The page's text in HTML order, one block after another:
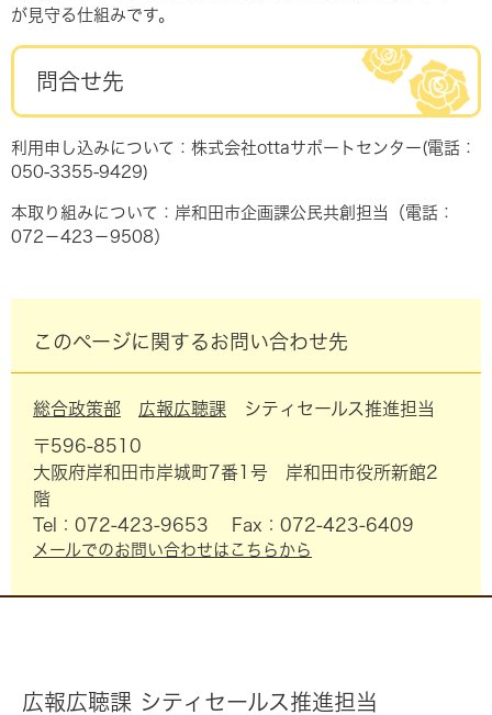
が見守る仕組みです。
問合せ先
利用申し込みについて：株式会社ottaサポートセンター(電話：
050-3355-9429)
本取り組みについて：岸和田市企画課公民共創担当（電話：
072－423－9508）
このページに関するお問い合わせ先
総合政策部 広報広聴課 シティセールス推進担当
〒596-8510
大阪府岸和田市岸城町7番1号 岸和田市役所新館2
階
Tel：072-423-9653
Fax：072-423-6409
メールでのお問い合わせはこちらから
広報広聴課 シティセールス推進担当